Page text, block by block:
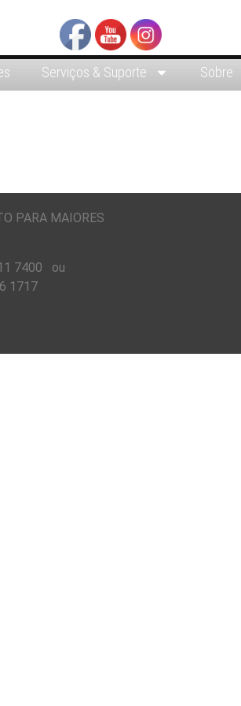
Serviços & Suporte Sobre
PARA MAIORES
7400 ou
1717